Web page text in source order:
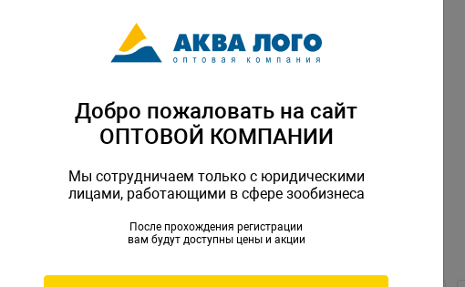
Добро пожаловать на сайт
ОПТОВОЙ КОМПАНИИ
Мы сотрудничаем только с юридическими
лицами, работающими в сфере зообизнеса
После прохождения регистрации
вам будут доступны цены и акции